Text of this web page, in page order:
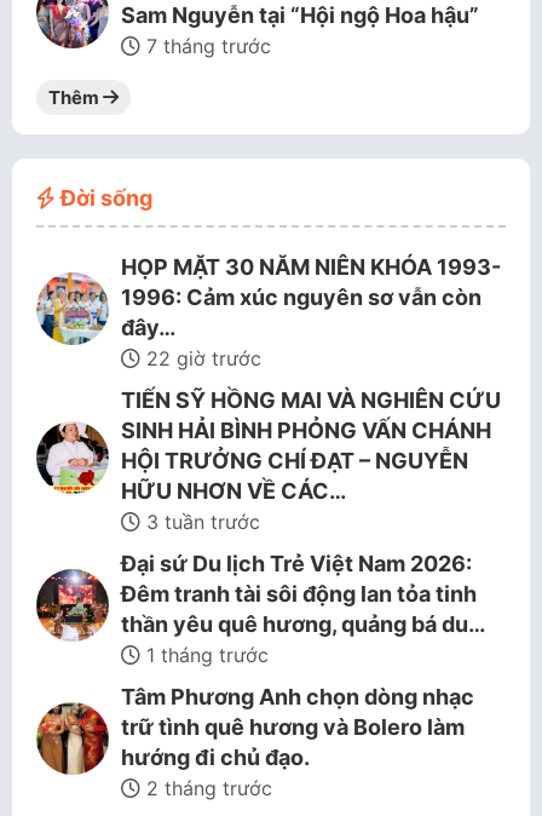
Sam Nguyễn tại “Hội ngộ Hoa hậu”
7 tháng trước
Thêm
Đời sống
HỌP MẶT 30 NĂM NIÊN KHÓA 1993-
1996: Cảm xúc nguyên sơ vẫn còn
đây…
22 giờ trước
TIẾN SỸ HỒNG MAI VÀ NGHIÊN CỨU
SINH HẢI BÌNH PHỎNG VẤN CHÁNH
HỘI TRƯỞNG CHÍ ĐẠT – NGUYỄN
HỮU NHƠN VỀ CÁC…
3 tuần trước
Đại sứ Du lịch Trẻ Việt Nam 2026:
Đêm tranh tài sôi động lan tỏa tinh
thần yêu quê hương, quảng bá du…
1 tháng trước
Tâm Phương Anh chọn dòng nhạc
trữ tình quê hương và Bolero làm
hướng đi chủ đạo.
2 tháng trước